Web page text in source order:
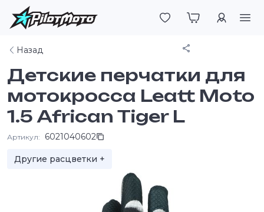
Войти
Назад
Детские перчатки для
мотокросса Leatt Moto
1.5 African Tiger L
Артикул: 6021040602
Другие расцветки +